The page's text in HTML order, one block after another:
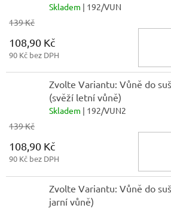
Skladem | 192/VUN
139 Kč
108,90 Kč
90 Kč bez DPH
Zvolte Variantu: Vůně do
(svěží letní vůně)
Skladem | 192/VUN2
139 Kč
108,90 Kč
90 Kč bez DPH
Zvolte Variantu: Vůně do
jarní vůně)